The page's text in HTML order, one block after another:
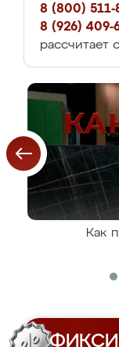
8 (800) 511-
8 (926) 409-
рассчитает
Как